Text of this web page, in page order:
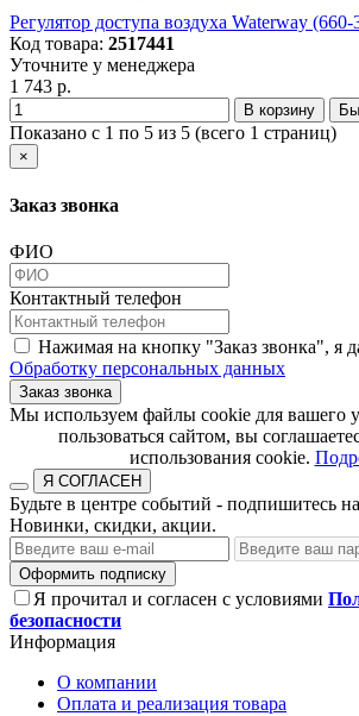
Регулятор доступа воздуха Waterway
Код товара: 2517441
Уточните у менеджера
1 743 р.
В корзину
Показано с 1 по 5 из 5 (всего 1 страниц)
×
Заказ звонка
ФИО
Контактный телефон
Нажимая на кнопку "Заказ звонка", я
Обработку персональных данных
Заказ звонка
​​​​​​​Мы используем файлы cookie для вашего
пользоваться сайтом, вы
использования cookie.​​​​​​​
Я СОГЛАСЕН
Будьте в центре событий - подпишитесь
Новинки, скидки, акции.
Оформить подписку
Я прочитал и согласен с условиями
безопасности
Информация
О компании
Оплата и реализация товара